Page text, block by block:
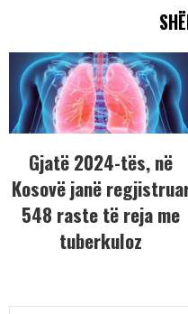
Gjatë 2024-tës, në
Kosovë janë
548 raste të reja me
tuberkuloz